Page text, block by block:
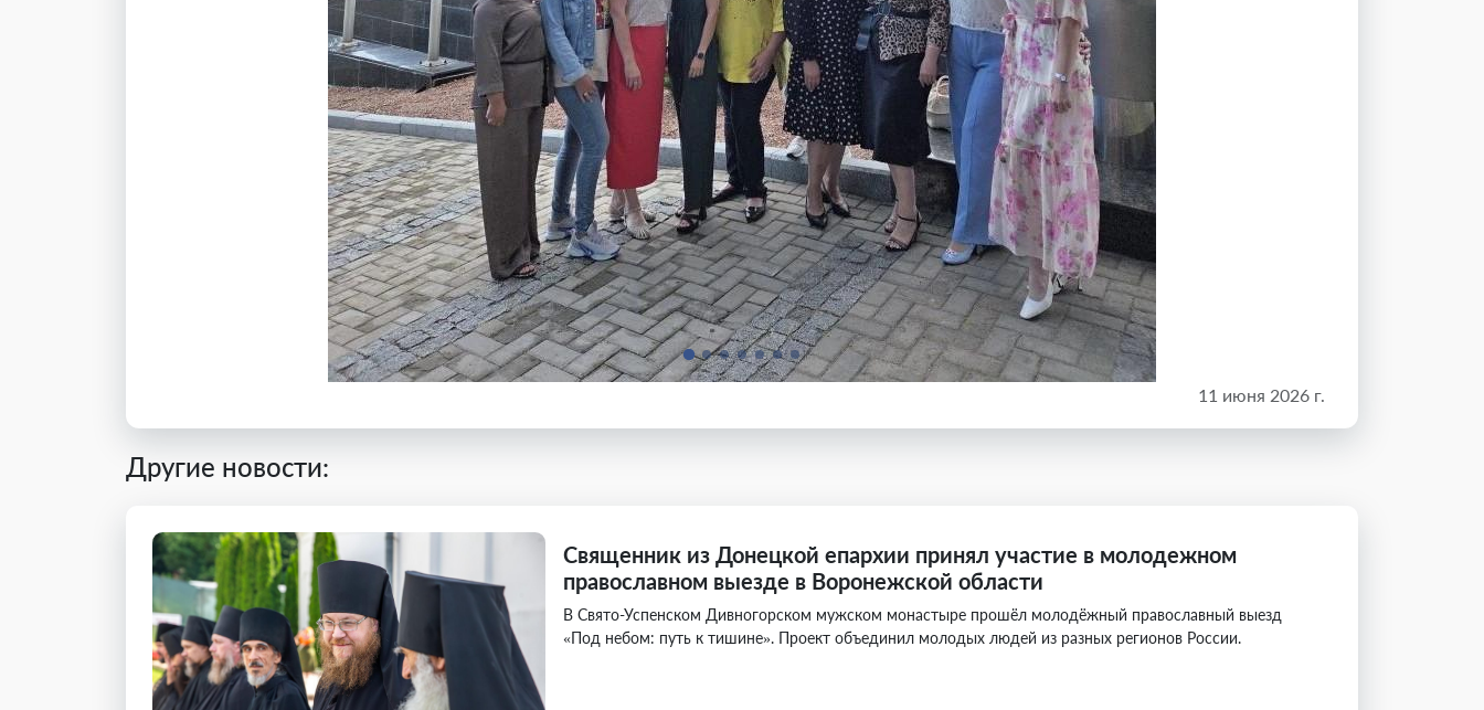
11 июня 2026 г.
Другие новости:
Священник из Донецкой епархии принял участие в молодежном
православном выезде в Воронежской области
В Свято-Успенском Дивногорском мужском монастыре прошёл молодёжный православный выезд
«Под небом: путь к тишине». Проект объединил молодых людей из разных регионов России.